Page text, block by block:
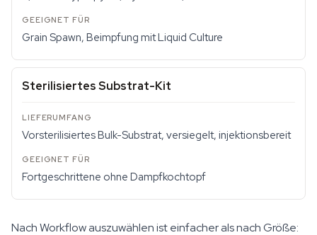
Grain Spawn, Beimpfung mit Liquid Culture
Sterilisiertes Substrat-Kit
Vorsterilisiertes Bulk-Substrat, versiegelt, injektionsbereit
Fortgeschrittene ohne Dampfkochtopf
Nach Workflow auszuwählen ist einfacher als nach Größe: